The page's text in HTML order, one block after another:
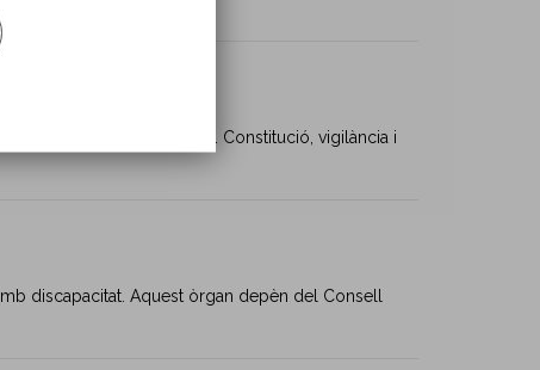
Internaments, etc.). Constitució, vigilància i
discapacitat. Aquest òrgan depèn del Consell